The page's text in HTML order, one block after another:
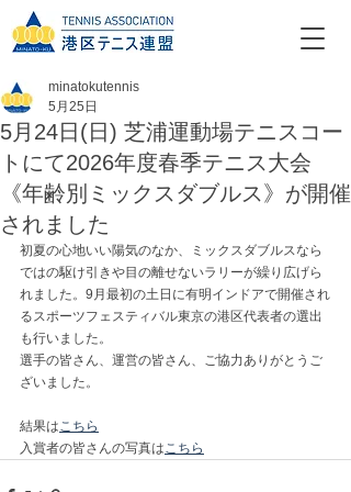
5月24日(日) 芝浦運動場テニスコー
トにて2026年度春季テニス大会
《年齢別ミックスダブルス》が開催
されました
minatokutennis
5月25日
初夏の心地いい陽気のなか、ミックスダブルスなら
ではの駆け引きや目の離せないラリーが繰り広げら
れました。9月最初の土日に有明インドアで開催され
るスポーツフェスティバル東京の港区代表者の選出
も行いました。
選手の皆さん、運営の皆さん、ご協力ありがとうご
ざいました。
結果はこちら
入賞者の皆さんの写真はこちら